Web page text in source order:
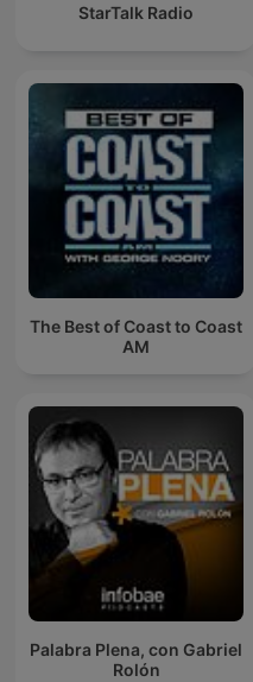
StarTalk Radio
The Best of Coast to Coast
AM
Palabra Plena, con Gabriel
Rolón